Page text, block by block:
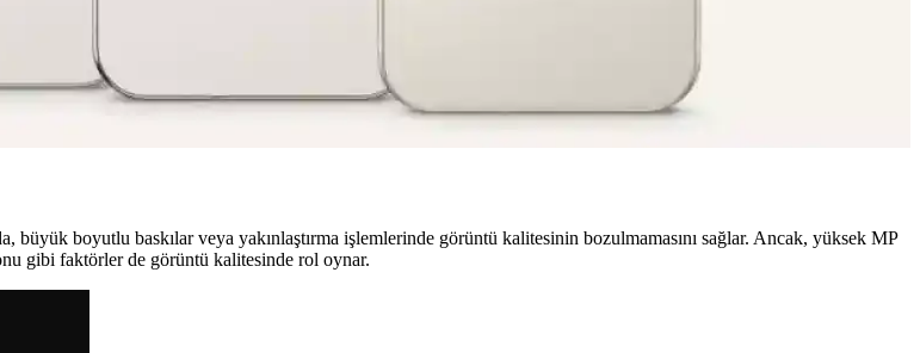
siyah renkte ve ekran çerçevesi hafif küçültüldü. Yeni Tensor işlemci performans ve yapay zeka özelliklerini
boyutlu baskılar veya yakınlaştırma işlemlerinde görüntü kalitesinin bozulmamasını sağlar. Ancak, yüksek MP
gibi faktörler de görüntü kalitesinde rol oynar.